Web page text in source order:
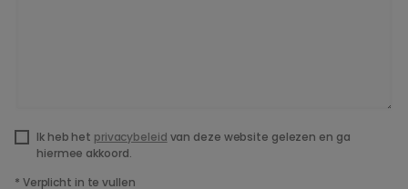
Ik heb het privacybeleid van deze website gelezen en ga
hiermee akkoord.
* Verplicht in te vullen